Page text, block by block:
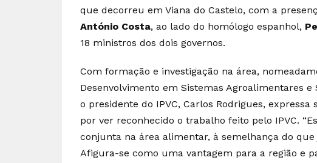
que decorreu em Viana do Castelo, com a
António Costa, ao lado do homólogo espanhol,
18 ministros dos dois governos.
Com formação e investigação na área,
Desenvolvimento em Sistemas Agroalimentares e
o presidente do IPVC, Carlos Rodrigues,
por ver reconhecido o trabalho feito pelo IPVC.
conjunta na área alimentar, à semelhança do
Afigura-se como uma vantagem para a região e